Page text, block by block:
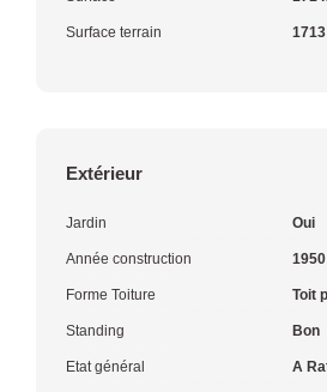
Surface terrain
Extérieur
Jardin Oui
Année construction 1950
Forme Toiture Toit
Standing Bon
Etat général A